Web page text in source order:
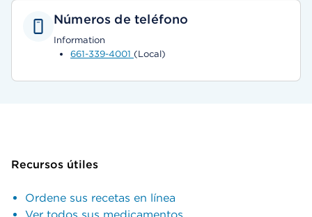
Números de teléfono
Information
661-339-4001 (Local)
Recursos útiles
Ordene sus recetas en línea